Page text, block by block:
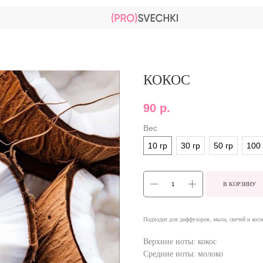
КОКОС
90 р.
Вес
10 гр
30 гр 50 гр 100
В КОРЗИНУ
Подходит для диффузоров, мыла, свечей и
Верхние ноты: кокос
Средние ноты: молоко